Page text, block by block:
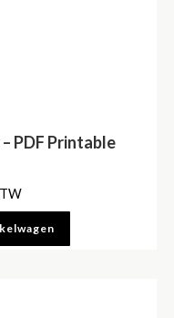
PDF Printable